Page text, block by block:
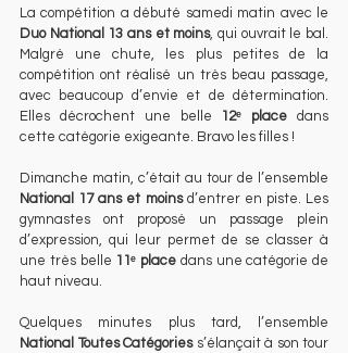
Duo National 13 ans et moins, qui ouvrait le bal.
Malgré une chute, les plus petites de la
compétition ont réalisé un très beau passage,
avec beaucoup d’envie et de détermination.
Elles décrochent une belle
12ᵉ place dans
cette catégorie exigeante. Bravo les filles !
National 17 ans et moins d’entrer en piste. Les
gymnastes ont proposé un passage plein
d’expression, qui leur permet de se classer à
une très belle 11ᵉ place dans une catégorie de
haut niveau.
National Toutes Catégories s’élançait à son tour